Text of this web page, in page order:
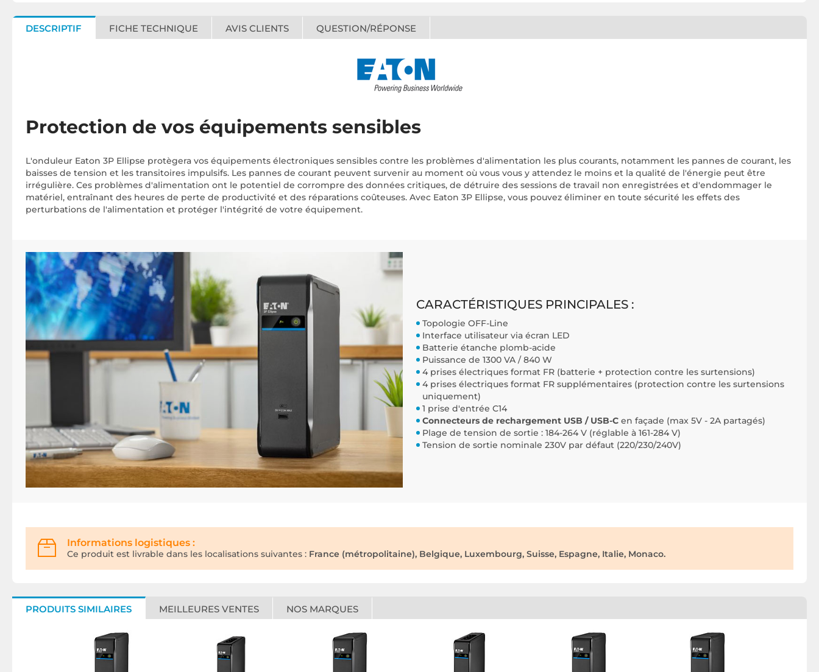
DESCRIPTIF FICHE TECHNIQUE AVIS CLIENTS QUESTION/RÉPONSE
Protection de vos équipements sensibles
L'onduleur Eaton 3P Ellipse protègera vos équipements électroniques sensibles contre les problèmes d'alimentation les plus courants, notamment les pannes de courant, les
baisses de tension et les transitoires impulsifs. Les pannes de courant peuvent survenir au moment où vous vous y attendez le moins et la qualité de l'énergie peut être
irrégulière. Ces problèmes d'alimentation ont le potentiel de corrompre des données critiques, de détruire des sessions de travail non enregistrées et d'endommager le
matériel, entraînant des heures de perte de productivité et des réparations coûteuses. Avec Eaton 3P Ellipse, vous pouvez éliminer en toute sécurité les effets des
perturbations de l'alimentation et protéger l'intégrité de votre équipement.
CARACTÉRISTIQUES PRINCIPALES :
Topologie OFF-Line
Interface utilisateur via écran LED
Batterie étanche plomb-acide
Puissance de 1300 VA / 840 W
4 prises électriques format FR (batterie + protection contre les surtensions)
4 prises électriques format FR supplémentaires (protection contre les surtensions
uniquement)
1 prise d'entrée C14
Connecteurs de rechargement USB / USB-C en façade (max 5V - 2A partagés)
Plage de tension de sortie : 184-264 V (réglable à 161-284 V)
Tension de sortie nominale 230V par défaut (220/230/240V)
Informations logistiques :
Ce produit est livrable dans les localisations suivantes : France (métropolitaine), Belgique, Luxembourg, Suisse, Espagne, Italie, Monaco.
PRODUITS SIMILAIRES MEILLEURES VENTES NOS MARQUES